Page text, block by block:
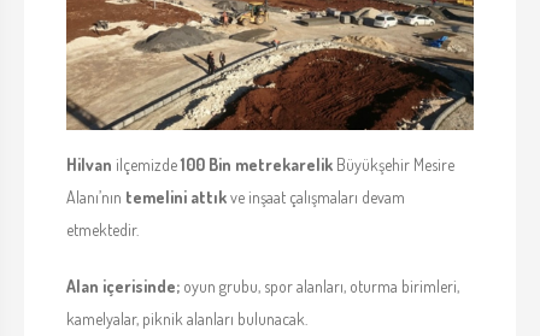
Hilvan ilçemizde100 Bin metrekarelik Büyükşehir Mesire
Alanı’nın temelini attıkve inşaat çalışmaları devam
etmektedir.
Alan içerisinde; oyun grubu, spor alanları, oturma birimleri,
kamelyalar, piknik alanları bulunacak.